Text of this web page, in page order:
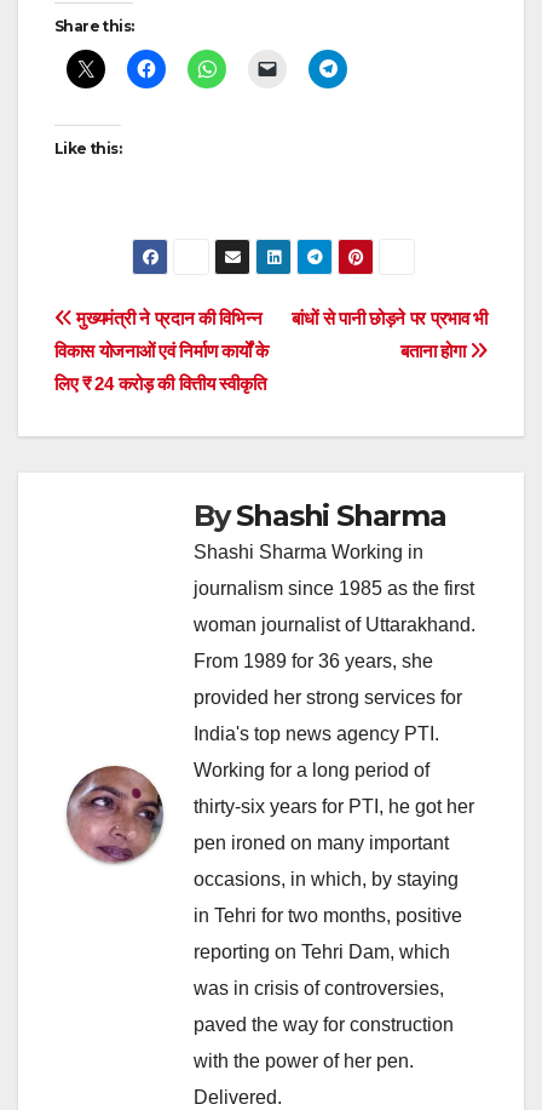
Post
navigation
Share this:
Like this:
Post
navigation
बांधों से पानी छोड़ने पर प्रभाव भी
बताना होगा
मुख्यमंत्री ने प्रदान की विभिन्न
विकास योजनाओं एवं निर्माण कार्यों के
लिए ₹ 24 करोड़ की वित्तीय स्वीकृति
ByShashi Sharma
Shashi Sharma Working in
journalism since 1985 as the first
woman journalist of Uttarakhand.
From 1989 for 36 years, she
provided her strong services for
India's top news agency PTI.
Working for a long period of
thirty-six years for PTI, he got her
pen ironed on many important
occasions, in which, by staying
in Tehri for two months, positive
reporting on Tehri Dam, which
was in crisis of controversies,
paved the way for construction
with the power of her pen.
Delivered.